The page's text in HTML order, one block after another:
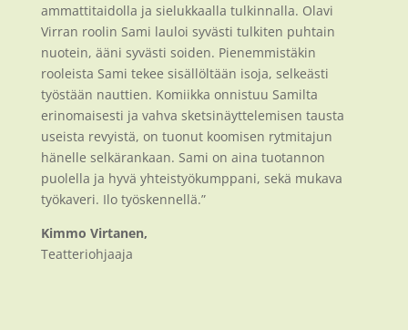
ammattitaidolla ja sielukkaalla tulkinnalla. Olavi
Virran roolin Sami lauloi syvästi tulkiten puhtain
nuotein, ääni syvästi soiden. Pienemmistäkin
rooleista Sami tekee sisällöltään isoja, selkeästi
työstään nauttien. Komiikka onnistuu Samilta
erinomaisesti ja vahva sketsinäyttelemisen tausta
useista revyistä, on tuonut koomisen rytmitajun
hänelle selkärankaan. Sami on aina tuotannon
puolella ja hyvä yhteistyökumppani, sekä mukava
työkaveri. Ilo työskennellä.”
Kimmo Virtanen,
Teatteriohjaaja